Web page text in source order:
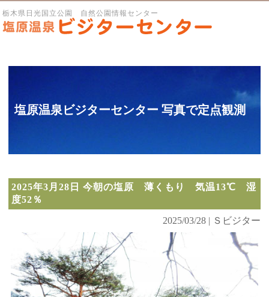
栃木県日光国立公園 自然公園情報センター
塩原温泉ビジターセンター 写真で定点観測
2025年3月28日 今朝の塩原 薄くもり 気温13℃ 湿
度52％
2025/03/28 | Ｓビジター